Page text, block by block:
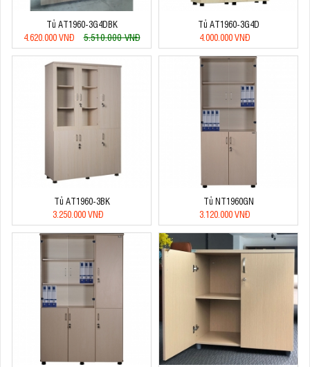
Tủ AT1960-3G4DBK
4.620.000 VNĐ
5.510.000 VNĐ
Tủ AT1960-3G4D
4.000.000 VNĐ
Tủ AT1960-3BK
3.250.000 VNĐ
Tủ NT1960GN
3.120.000 VNĐ